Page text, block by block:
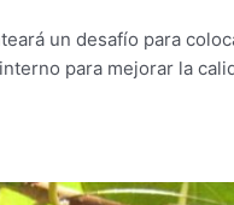
un desafío para
para mejorar la